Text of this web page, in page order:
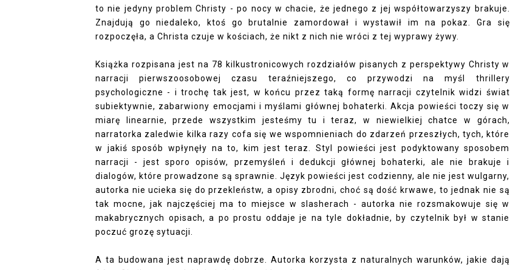
to nie jedyny problem Christy - po nocy w chacie, że jednego z jej współtowarzyszy brakuje.
Znajdują go niedaleko, ktoś go brutalnie zamordował i wystawił im na pokaz. Gra się
rozpoczęła, a Christa czuje w kościach, że nikt z nich nie wróci z tej wyprawy żywy.
Książka rozpisana jest na 78 kilkustronicowych rozdziałów pisanych z perspektywy Christy w
narracji pierwszoosobowej czasu teraźniejszego, co przywodzi na myśl thrillery
psychologiczne - i trochę tak jest, w końcu przez taką formę narracji czytelnik widzi świat
subiektywnie, zabarwiony emocjami i myślami głównej bohaterki. Akcja powieści toczy się w
miarę linearnie, przede wszystkim jesteśmy tu i teraz, w niewielkiej chatce w górach,
narratorka zaledwie kilka razy cofa się we wspomnieniach do zdarzeń przeszłych, tych, które
w jakiś sposób wpłynęły na to, kim jest teraz. Styl powieści jest podyktowany sposobem
narracji - jest sporo opisów, przemyśleń i dedukcji głównej bohaterki, ale nie brakuje i
dialogów, które prowadzone są sprawnie. Język powieści jest codzienny, ale nie jest wulgarny,
autorka nie ucieka się do przekleństw, a opisy zbrodni, choć są dość krwawe, to jednak nie są
tak mocne, jak najczęściej ma to miejsce w slasherach - autorka nie rozsmakowuje się w
makabrycznych opisach, a po prostu oddaje je na tyle dokładnie, by czytelnik był w stanie
poczuć grozę sytuacji.
A ta budowana jest naprawdę dobrze. Autorka korzysta z naturalnych warunków, jakie dają